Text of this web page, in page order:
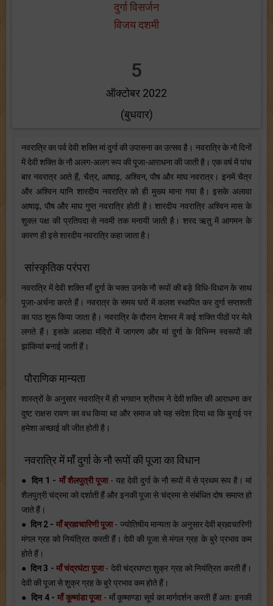
दुर्गा विसर्जन
विजय दशमी
5
ऑक्टोबर 2022
(बुधवार)
नवरात्रि का पर्व देवी शक्ति मां दुर्गा की उपासना का उत्सव है। नवरात्रि के नौ दिनों
में देवी शक्ति के नौ अलग-अलग रूप की पूजा-आराधना की जाती है। एक वर्ष में पांच
बार नवरात्र आते हैं, चैत्र, आषाढ़, अश्विन, पौष और माघ नवरात्र। इनमें चैत्र
और अश्विन यानि शारदीय नवरात्रि को ही मुख्य माना गया है। इसके अलावा
आषाढ़, पौष और माघ गुप्त नवरात्रि होती है। शारदीय नवरात्रि अश्विन मास के
शुक्ल पक्ष की प्रतिपदा से नवमी तक मनायी जाती है। शरद ऋतु में आगमन के
कारण ही इसे शारदीय नवरात्रि कहा जाता है।
सांस्कृतिक परंपरा
नवरात्रि में देवी शक्ति माँ दुर्गा के भक्त उनके नौ रूपों की बड़े विधि-विधान के साथ
पूजा-अर्चना करते हैं। नवरात्र के समय घरों में कलश स्थापित कर दुर्गा सप्तशती
का पाठ शुरू किया जाता है। नवरात्रि के दौरान देशभर में कई शक्ति पीठों पर मेले
लगते हैं। इसके अलावा मंदिरों में जागरण और मां दुर्गा के विभिन्न स्वरूपों की
झांकियां बनाई जाती हैं।
पौराणिक मान्यता
शास्त्रों के अनुसार नवरात्रि में ही भगवान श्रीराम ने देवी शक्ति की आराधना कर
दुष्ट राक्षस रावण का वध किया था और समाज को यह संदेश दिया था कि बुराई पर
हमेशा अच्छाई की जीत होती है।
नवरात्रि में माँ दुर्गा के नौ रूपों की पूजा का विधान
●दिन 1 - माँ शैलपुत्री पूजा- यह देवी दुर्गा के नौ रूपों में से प्रथम रूप है। मां
शैलपुत्री चंद्रमा को दर्शाती हैं और इनकी पूजा से चंद्रमा से संबंधित दोष समाप्त हो
जाते हैं।
● दिन 2 - माँ ब्रह्मचारिणी पूजा- ज्योतिषीय मान्यता के अनुसार देवी ब्रह्मचारिणी
मंगल ग्रह को नियंत्रित करती हैं। देवी की पूजा से मंगल ग्रह के बुरे प्रभाव कम
होते हैं।
●दिन 3 -माँ चंद्रघंटा पूजा- देवी चंद्रघण्टा शुक्र ग्रह को नियंत्रित करती हैं।
देवी की पूजा से शुक्र ग्रह के बुरे प्रभाव कम होते हैं।
● दिन 4 - माँ कूष्मांडा पूजा- माँ कूष्माण्डा सूर्य का मार्गदर्शन करती हैं अतः इनकी